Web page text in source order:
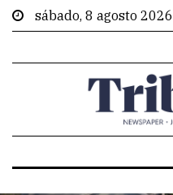
sábado, 8 agosto 2026